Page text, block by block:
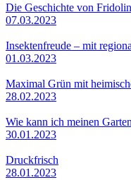
Die Geschichte von
07.03.2023
Insektenfreude – mit
01.03.2023
Maximal Grün mit
28.02.2023
Wie kann ich meinen
30.01.2023
Druckfrisch
28.01.2023